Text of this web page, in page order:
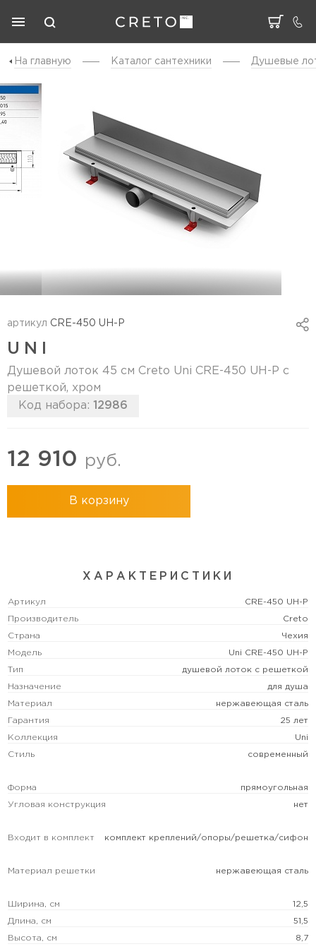
На главную Каталог cантехники Душевые
артикул CRE-450 UH-P
UNI
Душевой лоток 45 см Creto Uni CRE-450 UH-P с
решеткой, хром
Код набора: 12986
12 910 руб.
В корзину
ХАРАКТЕРИСТИКИ
Артикул CRE-450 UH-P
Производитель Creto
Страна Чехия
Модель Uni CRE-450 UH-P
Тип душевой лоток с решеткой
Назначение для душа
Материал нержавеющая сталь
Гарантия 25 лет
Коллекция Uni
Стиль современный
Форма прямоугольная
Угловая конструкция нет
Входит в комплект комплект креплений/опоры/решетка/сифон
Материал решетки нержавеющая сталь
Ширина, см 12,5
Длина, см 51,5
Высота, см 8,7